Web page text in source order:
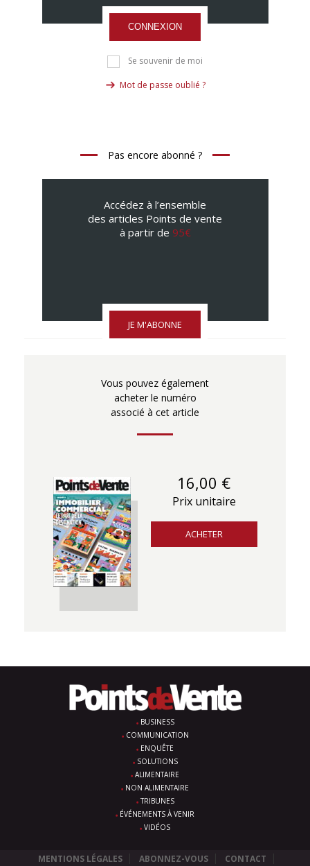
CONNEXION
Se souvenir de moi
Mot de passe oublié ?
Pas encore abonné ?
Accédez à l’ensemble
des articles Points de vente
à partir de 95€
JE M'ABONNE
Vous pouvez également
acheter le numéro
associé à cet article
16,00 €
Prix unitaire
ACHETER
BUSINESS
COMMUNICATION
ENQUÊTE
SOLUTIONS
ALIMENTAIRE
NON ALIMENTAIRE
TRIBUNES
ÉVÉNEMENTS À VENIR
VIDÉOS
MENTIONS LÉGALES ABONNEZ-VOUS CONTACT